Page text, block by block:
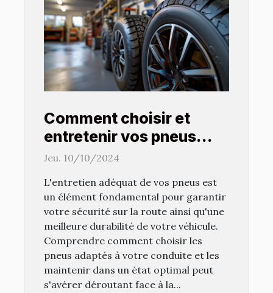
Comment choisir et
entretenir vos pneus
pour une meilleure
Jeu. 10/10/2024
L'entretien adéquat de vos pneus est
un élément fondamental pour garantir
votre sécurité sur la route ainsi qu'une
meilleure durabilité de votre véhicule.
Comprendre comment choisir les
pneus adaptés à votre conduite et les
maintenir dans un état optimal peut
s'avérer déroutant face à la...